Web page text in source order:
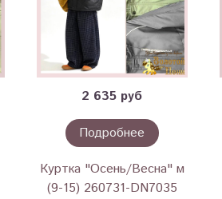
2 635 руб
Подробнее
Куртка "Осень/Весна" м
(9-15) 260731-DN7035